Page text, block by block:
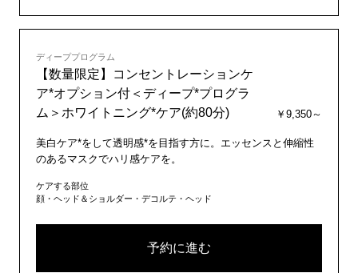
ディーププログラム
【数量限定】コンセントレーションケ
ア*オプション付＜ディープ*プログラ
ム＞ホワイトニング*ケア(約80分)
￥9,350～
美白ケア*をして透明感*を目指す方に。エッセンスと伸縮性
のあるマスクでハリ感ケアを。
ケアする部位
顔・ヘッド＆ショルダー・デコルテ・ヘッド
予約に進む